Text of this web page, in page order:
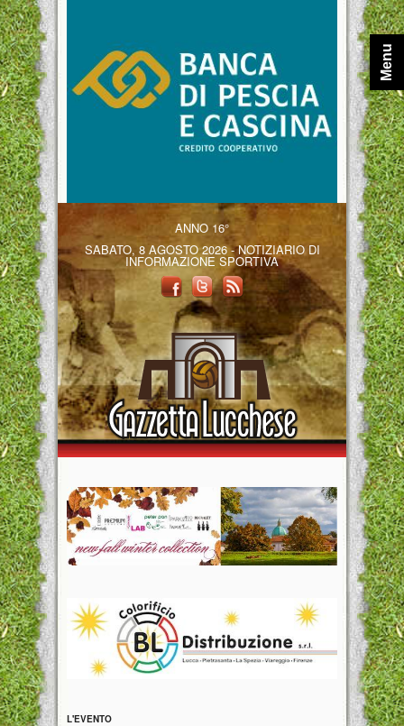
ANNO 16°
SABATO, 8 AGOSTO 2026 - NOTIZIARIO DI
INFORMAZIONE SPORTIVA
L'EVENTO
Menu